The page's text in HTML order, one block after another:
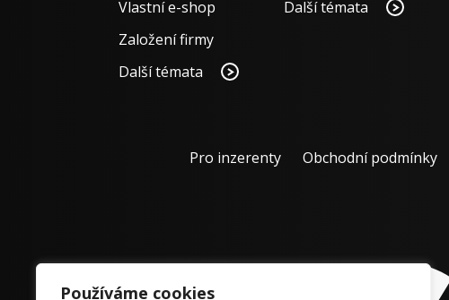
Používáme cookies
Vlastní e-shop
Založení firmy
Další témata
Další témata
Pro inzerenty Obchodní podmínky